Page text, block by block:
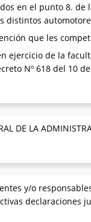
en el punto 8. de
distintos
que les
ejercicio de la
Nº 618 del 10
DE LA
y/o
declaraciones